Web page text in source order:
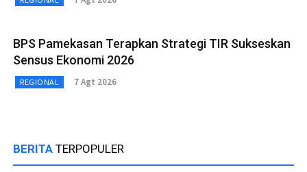
BPS Pamekasan Terapkan Strategi TIR Sukseskan
Sensus Ekonomi 2026
REGIONAL 7 Agt 2026
BERITA TERPOPULER